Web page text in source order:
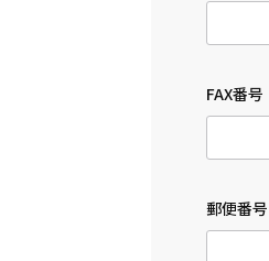
FAX番号
郵便番号